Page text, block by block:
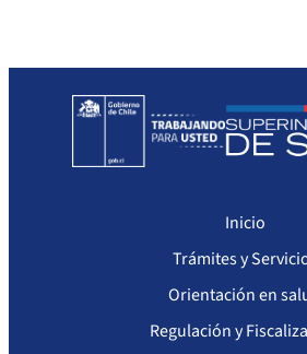
Monitoreo cumplimiento PAC
Arriendo de Bienes Inmuebles no
Inicio
Trámites y
Orientación en
Regulación y